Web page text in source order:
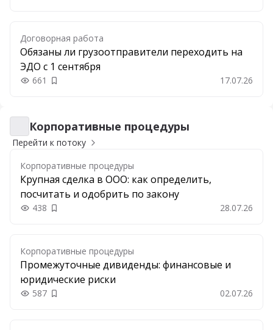
Договорная работа
Обязаны ли грузоотправители переходить на
ЭДО с 1 сентября
661 Добавить в закладки 17.07.26
Корпоративные процедуры
Корпоративные процедуры
Перейти к потоку
Корпоративные процедуры
Крупная сделка в ООО: как определить,
посчитать и одобрить по закону
438 Добавить в закладки 28.07.26
Корпоративные процедуры
Промежуточные дивиденды: финансовые и
юридические риски
587 Добавить в закладки 02.07.26